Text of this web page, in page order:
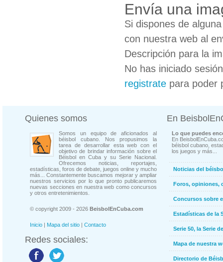
Envía una
Si dispones de
con nuestra web al
Descripción para la
No has iniciado
registrate para poder
Quienes somos
Somos un equipo de aficionados al
béisbol cubano. Nos propusimos la
tarea de desarrollar esta web con el
objetivo de brindar información sobre el
Béisbol en Cuba y su Serie Nacional.
Ofrecemos noticias, reportajes,
estadísticas, foros de debate, juegos online y mucho
más... Constantemente buscamos mejorar y ampliar
nuestros servicios por lo que pronto publicaremos
nuevas secciones en nuestra web como concursos
y otros entretenimientos.
© copyright 2009 - 2026 BeisbolEnCuba.com
Inicio | Mapa del sitio | Contacto
Redes sociales:
En
Lo que puedes
En
béisbol cubano,
los juegos y más...
Noticias del
Foros, opiniones,
Concursos sobre
Estadísticas de la
Serie 50, la Serie
Mapa de nuestra
Directorio de